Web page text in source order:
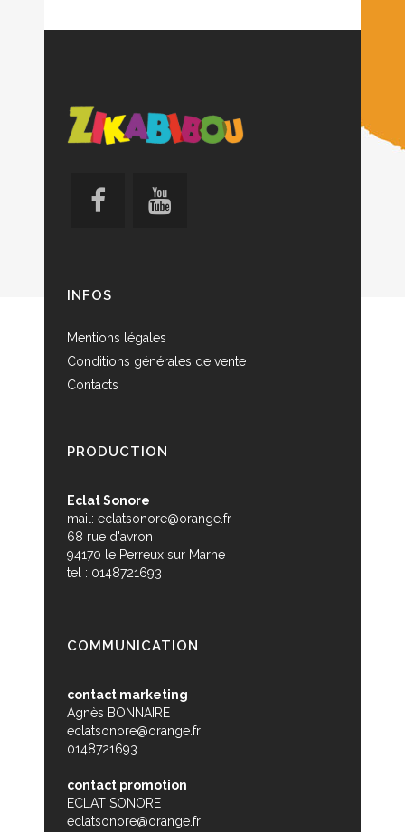
INFOS
Mentions légales
Conditions générales de vente
Contacts
PRODUCTION
Eclat Sonore
mail: eclatsonore@orange.fr
68 rue d'avron
94170 le Perreux sur Marne
tel : 0148721693
COMMUNICATION
contact marketing
Agnès BONNAIRE
eclatsonore@orange.fr
0148721693
contact promotion
ECLAT SONORE
eclatsonore@orange.fr